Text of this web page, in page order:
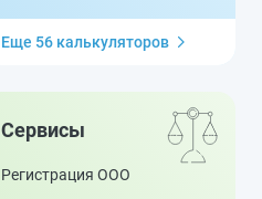
Еще 56 калькуляторов
Сервисы
Регистрация ООО